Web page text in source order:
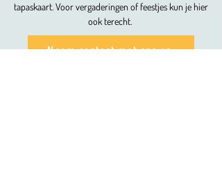
tapaskaart. Voor vergaderingen of feestjes kun je hier
ook terecht.
Neem contact met ons op